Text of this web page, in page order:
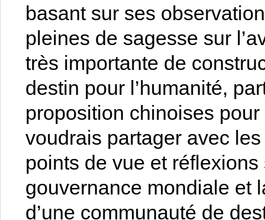
basant sur ses
pleines de sagesse sur
très importante de
destin pour l’humanité,
proposition chinoises
voudrais partager avec
points de vue et
gouvernance mondiale et
d’une communauté de